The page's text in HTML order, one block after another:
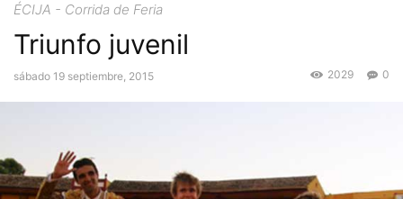
ÉCIJA - Corrida de Feria
Triunfo juvenil
sábado 19 septiembre, 2015 0
2029